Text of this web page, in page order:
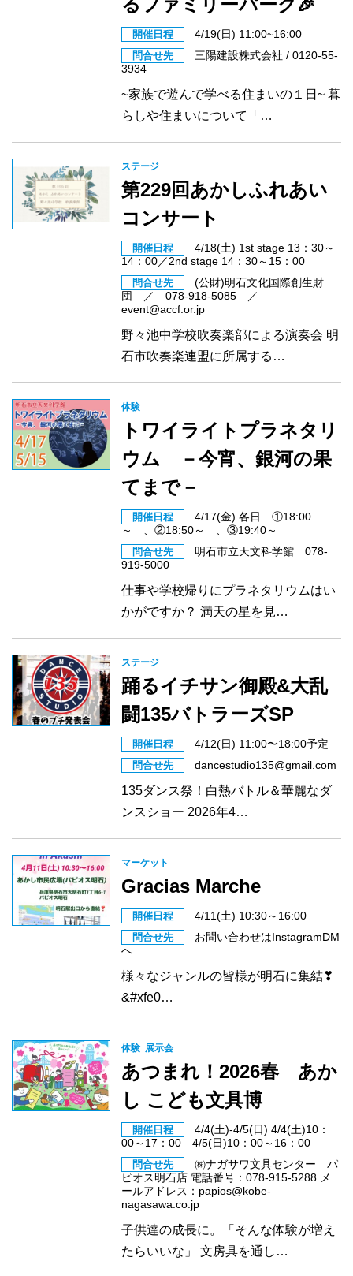
るファミリーパーク🎉
開催日程 4/19(日) 11:00~16:00
問合せ先
三陽建設株式会社 / 0120-55-
3934
~家族で遊んで学べる住まいの１日~ 暮
らしや住まいについて「…
ステージ
第229回あかしふれあい
コンサート
開催日程
4/18(土) 1st stage 13：30～
14：00／2nd stage 14：30～15：00
問合せ先
(公財)明石文化国際創生財
団 ／ 078-918-5085 ／
event@accf.or.jp
野々池中学校吹奏楽部による演奏会 明
石市吹奏楽連盟に所属する…
体験
トワイライトプラネタリ
ウム －今宵、銀河の果
てまで－
開催日程
4/17(金) 各日 ①18:00
～ 、②18:50～ 、③19:40～
問合せ先
明石市立天文科学館 078-
919-5000
仕事や学校帰りにプラネタリウムはい
かがですか？ 満天の星を見…
ステージ
踊るイチサン御殿&大乱
闘135バトラーズSP
開催日程 4/12(日) 11:00〜18:00予定
問合せ先 dancestudio135@gmail.com
135ダンス祭！白熱バトル＆華麗なダ
ンスショー 2026年4…
マーケット
Gracias Marche
開催日程 4/11(土) 10:30～16:00
問合せ先
お問い合わせはInstagramDM
へ
様々なジャンルの皆様が明石に集結❣
&#xfe0…
体験 展示会
あつまれ！2026春 あか
し こども文具博
開催日程
4/4(土)-4/5(日) 4/4(土)10：
00～17：00 4/5(日)10：00～16：00
問合せ先
㈱ナガサワ文具センター パ
ピオス明石店 電話番号：078-915-5288 メ
ールアドレス：papios@kobe-
nagasawa.co.jp
子供達の成長に。「そんな体験が増え
たらいいな」 文房具を通し…